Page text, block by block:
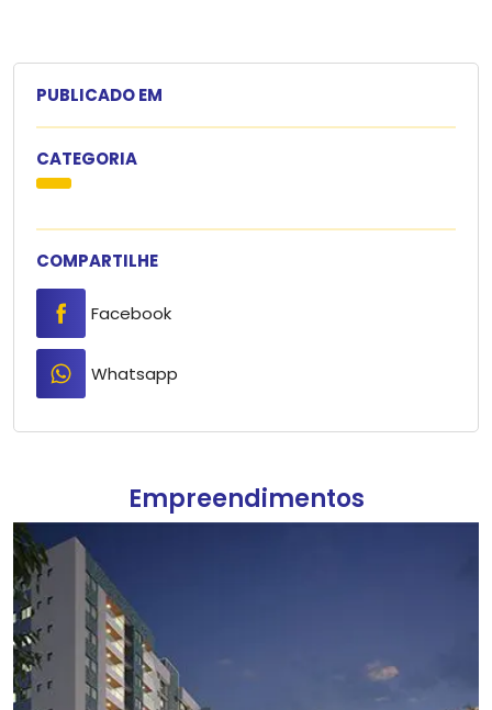
PUBLICADO EM
CATEGORIA
COMPARTILHE
Facebook
Whatsapp
Empreendimentos